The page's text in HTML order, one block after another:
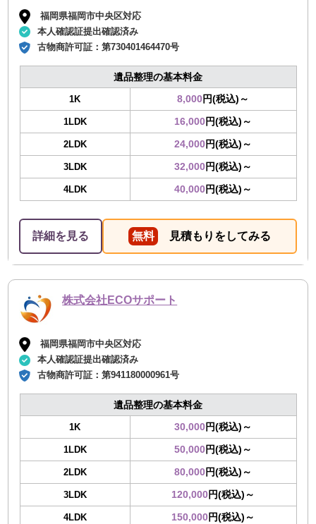
福岡県福岡市中央区対応
本人確認証提出確認済み
古物商許可証：第730401464470号
遺品整理の基本料金
1K 8,000円(税込)～
1LDK 16,000円(税込)～
2LDK 24,000円(税込)～
3LDK 32,000円(税込)～
4LDK 40,000円(税込)～
詳細を見る 無料 見積もりをしてみる
株式会社ECOサポート
福岡県福岡市中央区対応
本人確認証提出確認済み
古物商許可証：第941180000961号
遺品整理の基本料金
1K 30,000円(税込)～
1LDK 50,000円(税込)～
2LDK 80,000円(税込)～
3LDK 120,000円(税込)～
4LDK 150,000円(税込)～